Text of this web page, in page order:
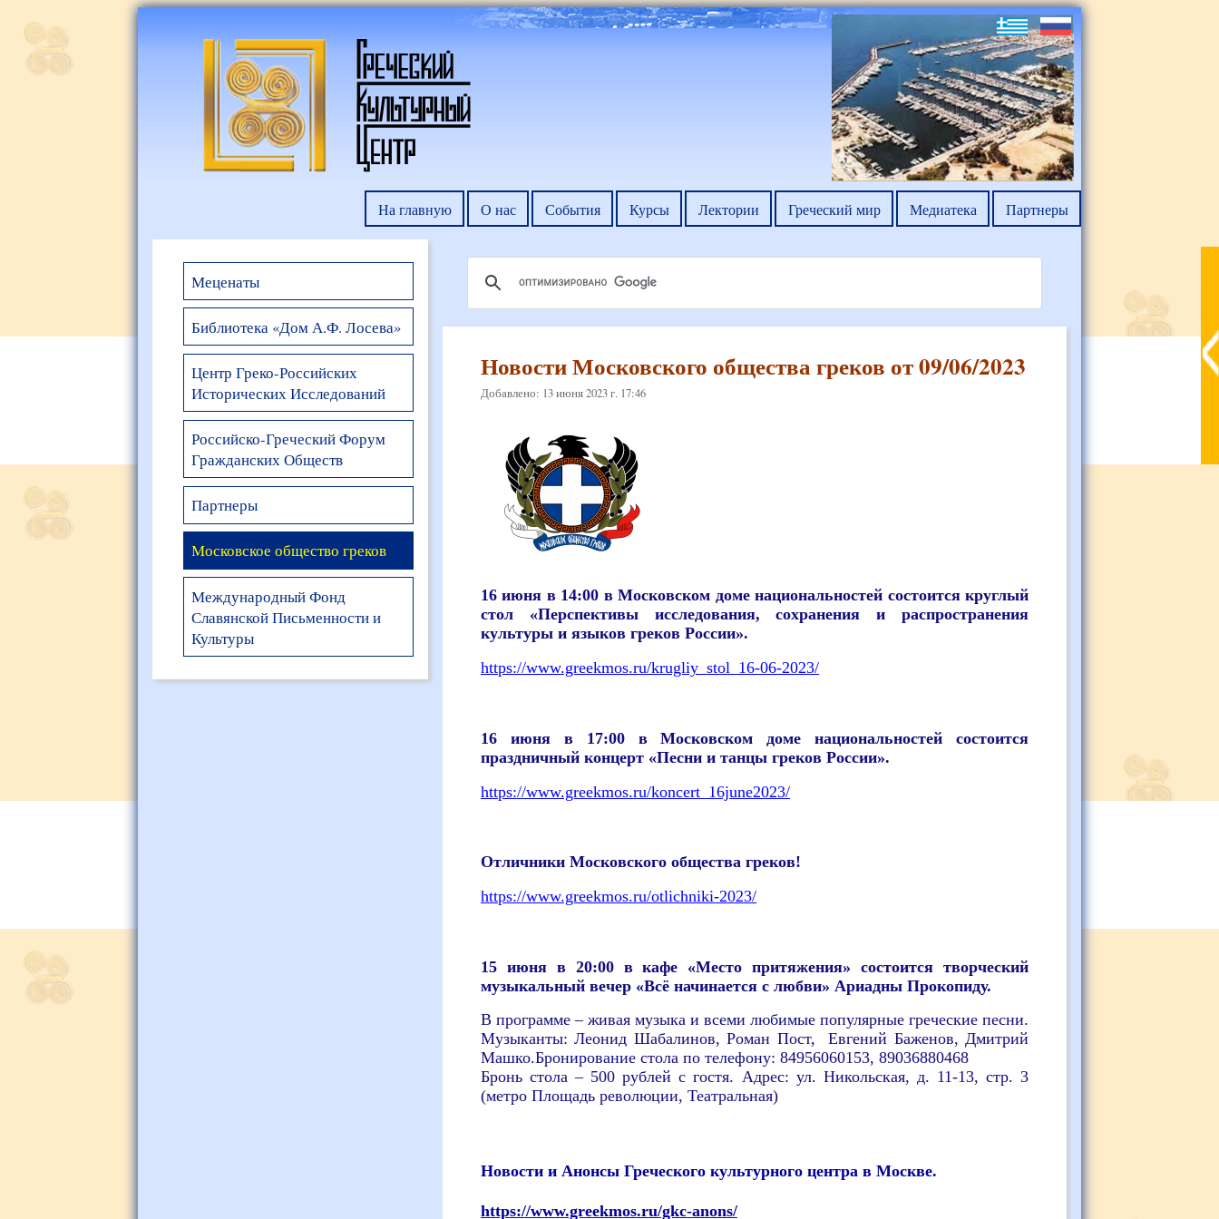
На главную О нас События Курсы Лектории Греческий мир Медиатека Партнеры
Меценаты
Библиотека «Дом А.Ф. Лосева»
Центр Греко-Российских
Исторических Исследований
Российско-Греческий Форум
Гражданских Обществ
Партнеры
Московское общество греков
Международный Фонд
Славянской Письменности и
Культуры
Новости Московского общества греков от 09/06/2023
Добавлено: 13 июня 2023 г. 17:46
16 июня в 14:00 в Московском доме национальностей состоится круглый
стол «Перспективы исследования, сохранения и распространения
культуры и языков греков России».
https://www.greekmos.ru/krugliy_stol_16-06-2023/
16 июня в 17:00 в Московском доме национальностей состоится
праздничный концерт «Песни и танцы греков России».
https://www.greekmos.ru/koncert_16june2023/
Отличники Московского общества греков!
https://www.greekmos.ru/otlichniki-2023/
15 июня в 20:00 в кафе «Место притяжения» состоится творческий
музыкальный вечер «Всё начинается с любви» Ариадны Прокопиду.
В программе – живая музыка и всеми любимые популярные греческие песни.
Музыканты: Леонид Шабалинов, Роман Пост, Евгений Баженов, Дмитрий
Машко.Бронирование стола по телефону: 84956060153, 89036880468
Бронь стола – 500 рублей с гостя. Адрес: ул. Никольская, д. 11-13, стр. 3
(метро Площадь революции, Театральная)
Новости и Анонсы Греческого культурного центра в Москве.
https://www.greekmos.ru/gkc-anons/